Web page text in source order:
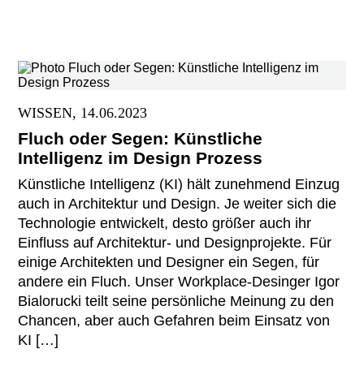
WISSEN, 14.06.2023
Fluch oder Segen: Künstliche
Intelligenz im Design Prozess
Künstliche Intelligenz (KI) hält zunehmend Einzug
auch in Architektur und Design. Je weiter sich die
Technologie entwickelt, desto größer auch ihr
Einfluss auf Architektur- und Designprojekte. Für
einige Architekten und Designer ein Segen, für
andere ein Fluch. Unser Workplace-Desinger Igor
Bialorucki teilt seine persönliche Meinung zu den
Chancen, aber auch Gefahren beim Einsatz von
KI […]